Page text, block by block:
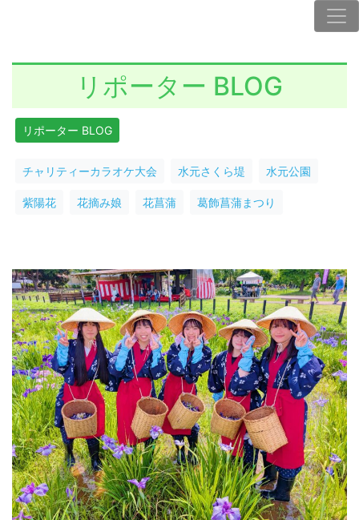
リポーター BLOG
リポーター BLOG
チャリティーカラオケ大会 水元さくら堤 水元公園
紫陽花 花摘み娘 花菖蒲 葛飾菖蒲まつり